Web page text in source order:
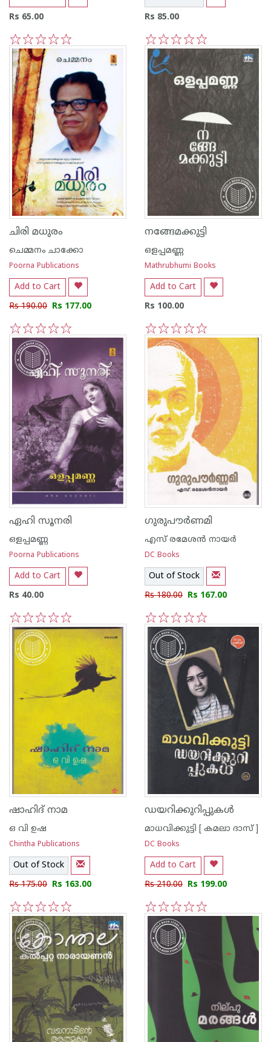
Rs 65.00
4
3
2
1
Rs 85.00
5
4
3
2
1
ചിരി മധുരം
ചെമ്മനം ചാക്കോ
Poorna Publications
Add to Cart
Rs 190.00 Rs 177.00
5
4
3
2
1
നങ്ങേമക്കുട്ടി
ഒളപ്പമണ്ണ
Mathrubhumi Books
Add to Cart
Rs 100.00
5
4
3
2
1
ഏഹി സൂനരി
ഒളപ്പമണ്ണ
Poorna Publications
Add to Cart
Rs 40.00
5
4
3
2
1
ഗുരുപൗര്‍ണമി
എസ് രമേശന്‍ നായര്‍
DC Books
Out of Stock
Rs 180.00 Rs 167.00
5
4
3
2
1
ഷാഹിദ് നാമ
ഒ വി ഉഷ
Chintha Publications
Out of Stock
Rs 175.00 Rs 163.00
5
4
3
2
1
ഡയറിക്കുറിപ്പുകള്‍
മാധവിക്കുട്ടി [ കമലാ ദാസ് ]
DC Books
Add to Cart
Rs 210.00 Rs 199.00
5
4
3
2
1